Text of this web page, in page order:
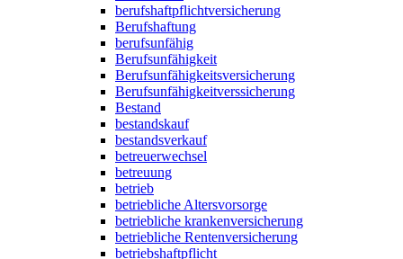
berufshaftpflichtversicherung
Berufshaftung
berufsunfähig
Berufsunfähigkeit
Berufsunfähigkeitsversicherung
Berufsunfähigkeitverssicherung
Bestand
bestandskauf
bestandsverkauf
betreuerwechsel
betreuung
betrieb
betriebliche Altersvorsorge
betriebliche krankenversicherung
betriebliche Rentenversicherung
betriebshaftpflicht